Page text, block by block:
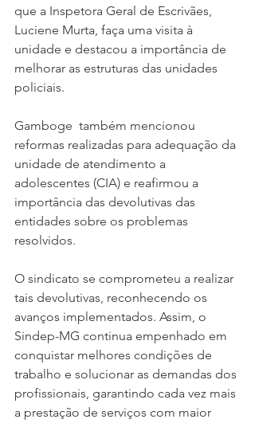
que a Inspetora Geral de Escrivães,
Luciene Murta, faça uma visita à
unidade e destacou a importância de
melhorar as estruturas das unidades
policiais.
Gamboge  também mencionou
reformas realizadas para adequação da
unidade de atendimento a
adolescentes (CIA) e reafirmou a
importância das devolutivas das
entidades sobre os problemas
resolvidos.
O sindicato se comprometeu a realizar
tais devolutivas, reconhecendo os
avanços implementados. Assim, o
Sindep-MG continua empenhado em
conquistar melhores condições de
trabalho e solucionar as demandas dos
profissionais, garantindo cada vez mais
a prestação de serviços com maior